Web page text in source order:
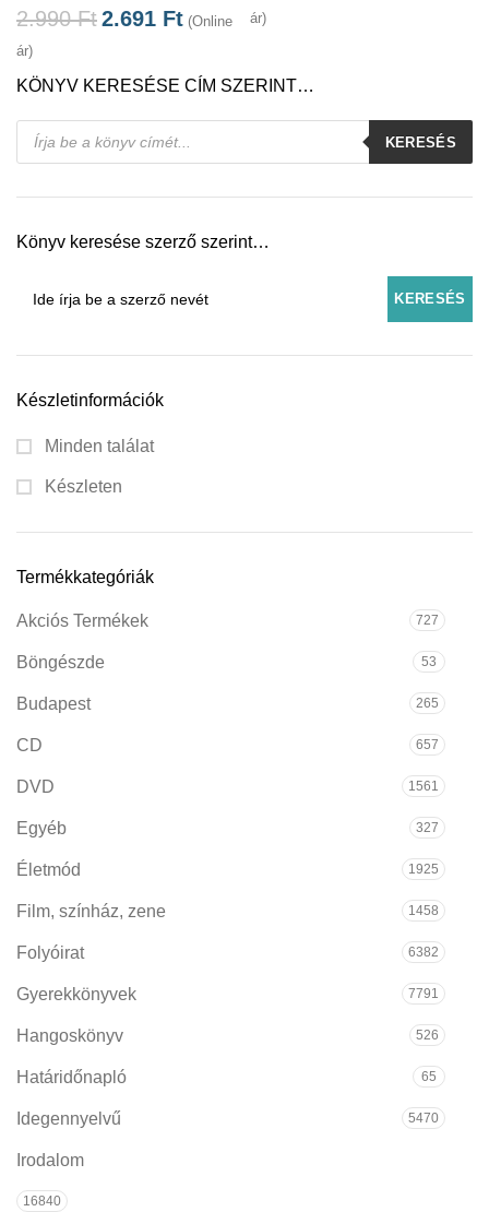
KÖNYV KERESÉSE CÍM SZERINT…
Products
search
KERESÉS
Könyv keresése szerző szerint…
Készletinformációk
Minden találat
Készleten
Termékkategóriák
Akciós Termékek 727
Böngészde 53
Budapest 265
CD 657
DVD 1561
Egyéb 327
Életmód 1925
Film, színház, zene 1458
Folyóirat 6382
Gyerekkönyvek 7791
Hangoskönyv 526
Határidőnapló 65
Idegennyelvű 5470
Irodalom
16840
2.990Ft2.691 Ft (Online
ár)
ár)